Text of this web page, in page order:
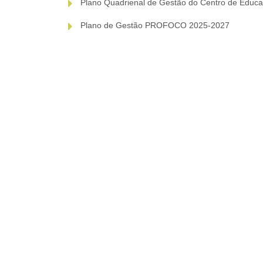
Plano Quadrienal de Gestão do Centro de
Plano de Gestão PROFOCO 2025-2027